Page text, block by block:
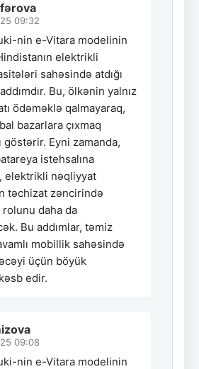
09:32
nin e-Vitara modelinin
elektrikli
sahəsində atdığı
Bu, ölkənin yalnız
ödəməklə qalmayaraq,
bazarlara çıxmaq
göstərir. Eyni zamanda,
istehsalına
elektrikli nəqliyyat
təchizat zəncirində
rolunu daha da
Bu addımlar, təmiz
mobillik sahəsində
üçün böyük
edir.
09:08
nin e-Vitara modelinin